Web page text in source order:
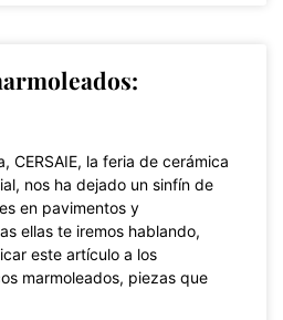
CERSAIE, la feria de cerámica
nos ha dejado un sinfín de
en pavimentos y
ellas te iremos hablando,
este artículo a los
marmoleados, piezas que